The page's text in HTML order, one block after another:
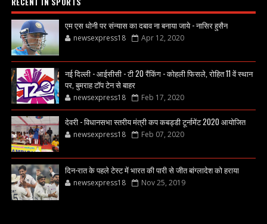
एम एस धोनी पर संन्यास का दबाव ना बनाया जाये - नासिर हुसैन
newsexpress18 Apr 12, 2020
नई दिल्ली - आईसीसी - टी 20 रैंकिंग - कोहली फिसले, रोहित 11 वें स्थान
पर, बुमराह टॉप टेन से बाहर
newsexpress18 Feb 17, 2020
देवरी - विधानसभा स्तरीय मंत्री कप कबड्डी टूर्नामेंट 2020 आयोजित
newsexpress18 Feb 07, 2020
दिन-रात के पहले टेस्ट में भारत की पारी से जीत बांग्लादेश को हराया
newsexpress18 Nov 25, 2019